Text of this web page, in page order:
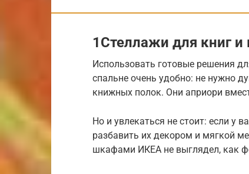
1Стеллажи для книг и
Использовать готовые решения
спальне очень удобно: не нужно
книжных полок. Они априори
Но и увлекаться не стоит: если у
разбавить их декором и мягкой
шкафами ИКЕА не выглядел, как